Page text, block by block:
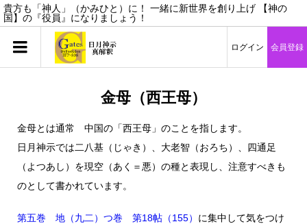
貴方も「神人」（かみひと）に！ 一緒に新世界を創り上げ 【神の
国】の『役員』になりましょう！
ログイン 会員登録
金母（西王母）
金母とは通常 中国の「西王母」のことを指します。
日月神示では二八基（じゃき）、大老智（おろち）、四通足
（よつあし）を現空（あく＝悪）の種と表現し、注意すべきも
のとして書かれています。
第五巻 地（九二）つ巻 第18帖（155） に集中して気をつけ